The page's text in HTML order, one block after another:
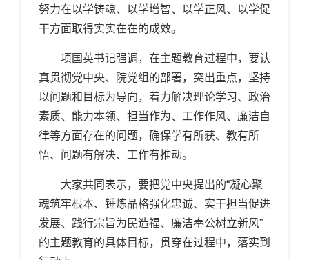
努力在以学铸魂、以学增智、以学正风、以学促
干方面取得实实在在的成效。
项国英书记强调，在主题教育过程中，要认
真贯彻党中央、院党组的部署，突出重点，坚持
以问题和目标为导向，着力解决理论学习、政治
素质、能力本领、担当作为、工作作风、廉洁自
律等方面存在的问题，确保学有所获、教有所
悟、问题有解决、工作有推动。
大家共同表示，要把党中央提出的“凝心聚
魂筑牢根本、锤炼品格强化忠诚、实干担当促进
发展、践行宗旨为民造福、廉洁奉公树立新风”
的主题教育的具体目标，贯穿在过程中，落实到